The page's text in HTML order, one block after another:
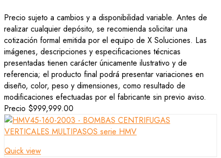
Precio sujeto a cambios y a disponibilidad variable. Antes de
realizar cualquier depósito, se recomienda solicitar una
cotización formal emitida por el equipo de X Soluciones. Las
imágenes, descripciones y especificaciones técnicas
presentadas tienen carácter únicamente ilustrativo y de
referencia; el producto final podrá presentar variaciones en
diseño, color, peso y dimensiones, como resultado de
modificaciones efectuadas por el fabricante sin previo aviso.
Precio $999,999.00
Quick view